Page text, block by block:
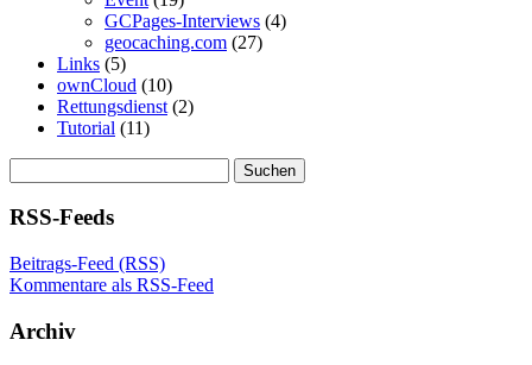
GCPages-Interviews (4)
geocaching.com (27)
Links (5)
ownCloud (10)
Rettungsdienst (2)
Tutorial (11)
nach:
RSS-Feeds
Beitrags-Feed (RSS)
Kommentare als RSS-Feed
Archiv